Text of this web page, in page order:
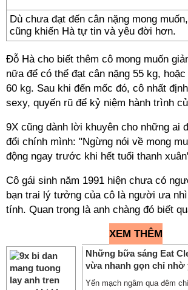
Dù chưa đạt đến cân nặng mong
cũng khiến Hà tự tin và yêu đời hơn.
Đỗ Hà cho biết thêm cô mong muốn
nữa để có thể đạt cân nặng 55 kg,
60 kg. Sau khi đến mốc đó, cô nhất
sexy, quyến rũ để kỷ niệm hành trình
9X cũng dành lời khuyên cho những ai
đổi chính mình: "Ngừng nói về mong
động ngay trước khi hết tuổi thanh
Cô gái sinh năm 1991 hiện chưa có
bạn trai lý tưởng của cô là người ưa
tính. Quan trọng là anh chàng đó biết
XEM THÊM
Những bữa sáng Eat
vừa nhanh gọn chỉ nhờ
Yến mạch ngâm qua đêm